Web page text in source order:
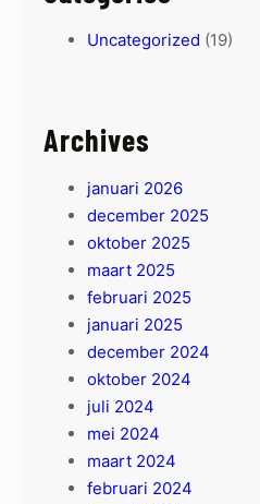
Uncategorized (19)
Archives
januari 2026
december 2025
oktober 2025
maart 2025
februari 2025
januari 2025
december 2024
oktober 2024
juli 2024
mei 2024
maart 2024
februari 2024